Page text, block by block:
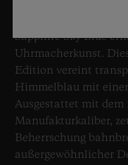
Sapphire Sky Blue
Uhrmacherkunst.
Edition vereint
Himmelblau mit
Ausgestattet mit dem
Manufakturkaliber,
Beherrschung
außergewöhnlicher